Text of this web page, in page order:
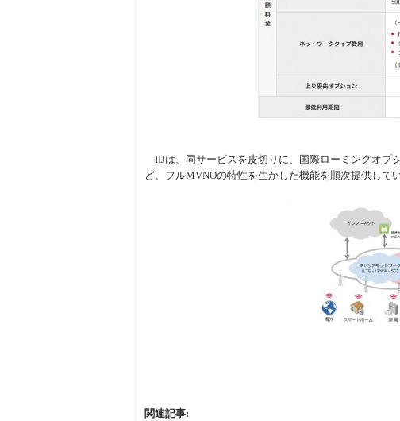
IIJは、同サービスを皮切りに、国際ローミングオプ
ど、フルMVNOの特性を生かした機能を順次提供して
関連記事: